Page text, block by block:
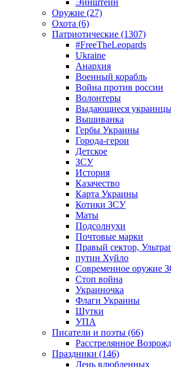
Эйнштейн
Оружие (27)
Охота (6)
Патриотические (1307)
#FreeTheLeopards
Ukraine
Анархия
Военный корабль
Война против россии
Волонтеры
Выдающиеся
Вышиванка
Гербы Украины
Города-герои
Детское
ЗСУ
История
Казачество
Карта Украины
Котики ЗСУ
Маты
Подсолнухи
Почтовые марки
Правый сектор,
путин Хуйло
Современное оружие
Стоп война
Украиночка
Флаги Украины
Шутки
УПА
Писатели и поэты (66)
Расстрелянное
Праздники (146)
День влюбленных